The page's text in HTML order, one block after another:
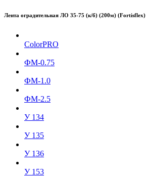
Лента оградительная ЛО 35-75 (к/б) (200м) (Fortisflex)
ColorPRO
ФМ-0.75
ФМ-1.0
ФМ-2.5
У 134
У 135
У 136
У 153